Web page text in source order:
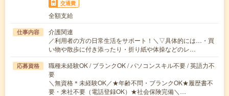
交通費
全額支給
仕事内容
介護関連
／利用者の方の日常生活をサポート！＼▽具体的には…・買
い物や散歩に付き添ったり・折り紙や体操などのレ…
応募資格
職種未経験OK / ブランクOK / パソコンスキル不要 / 英語力不
要
＼無資格＊未経験OK／★年齢不問・ブランクOK★履歴書不
要・来社不要（電話登録OK）★社会保険完備＼…